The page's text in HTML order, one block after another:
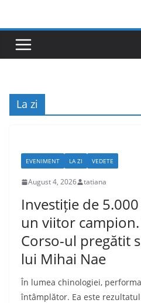
content
La zi
EVENIMENT LA ZI VEDETE
August 4, 2026 tatiana
Investiție de
un viitor
Corso-ul pregătit
lui Mihai Nae
În lumea chinologiei,
întâmplător. Ea este